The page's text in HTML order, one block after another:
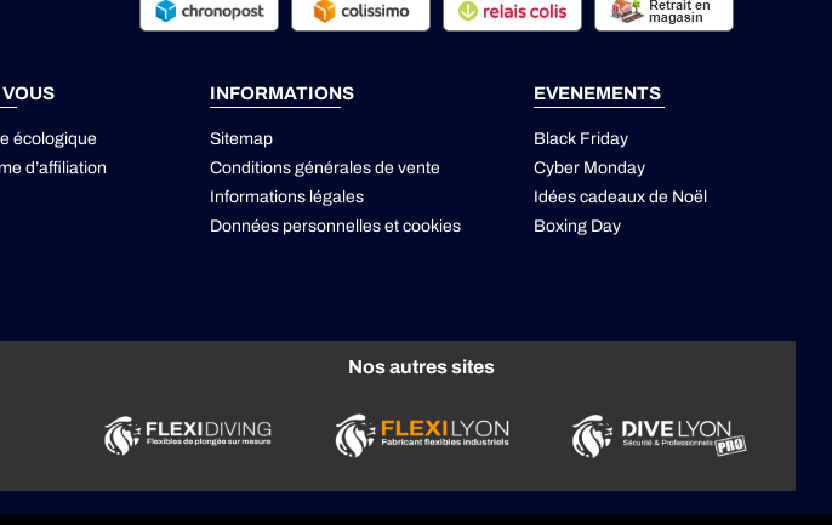
VOUS
écologique
d’affiliation
INFORMATIONS
Sitemap
Conditions générales de vente
Informations légales
Données personnelles etcookies
EVENEMENTS
Black Friday
Cyber Monday
Idées cadeaux de Noël
Boxing Day
Nos autres sites